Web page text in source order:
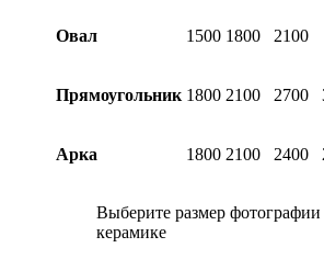
Овал 1500 1800 2100
Прямоугольник 1800 2100 2700
Арка 1800 2100 2400
Выберите размер фотографии
керамике